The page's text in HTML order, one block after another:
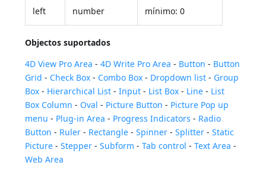
left number mínimo: 0
Objectos suportados
4D View Pro Area -4D Write Pro Area - Button - Button
Grid - Check Box - Combo Box - Dropdown list - Group
Box - Hierarchical List -Input - List Box - Line - List
Box Column - Oval - Picture Button - Picture Pop up
menu - Plug-in Area - Progress Indicators - Radio
Button - Ruler - Rectangle -Spinner -Splitter -Static
Picture -Stepper -Subform -Tab control -Text Area -
Web Area